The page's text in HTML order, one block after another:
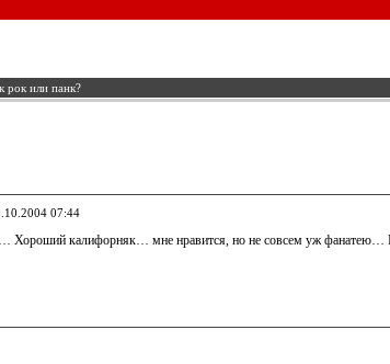
рок или панк?
07:44
Хороший калифорняк… мне нравится, но не совсем уж